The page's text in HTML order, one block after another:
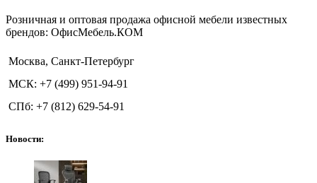
Розничная и оптовая продажа офисной мебели известных
брендов: ОфисМебель.КОМ
Москва, Санкт-Петербург
МСК: +7 (499) 951-94-91
СПб: +7 (812) 629-54-91
Новости: